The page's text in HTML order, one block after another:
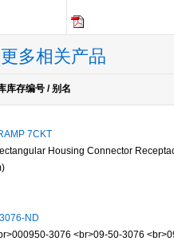
多相关产品
库存编号 / 别名
7CKT
Housing Connector
ND
3076 <br>09-50-3076